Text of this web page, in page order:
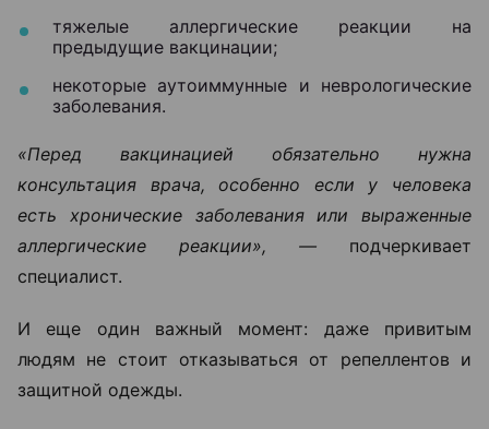
тяжелые аллергические реакции на
предыдущие вакцинации;
некоторые аутоиммунные и неврологические
заболевания.
«Перед вакцинацией обязательно нужна
консультация врача, особенно если у человека
есть хронические заболевания или выраженные
аллергические реакции», — подчеркивает
специалист.
И еще один важный момент: даже привитым
людям не стоит отказываться от репеллентов и
защитной одежды.